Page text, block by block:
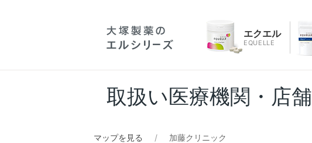
エクエル
EQUELLE
取扱い医療機関・店舗
マップを見る 加藤クリニック